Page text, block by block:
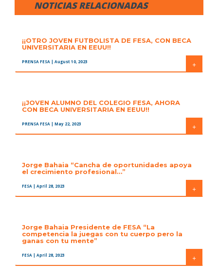
NOTICIAS RELACIONADAS
¡¡OTRO JOVEN FUTBOLISTA DE FESA, CON BECA
UNIVERSITARIA EN EEUU!!
PRENSA FESA | August 10, 2023 +
¡¡JOVEN ALUMNO DEL COLEGIO FESA, AHORA
CON BECA UNIVERSITARIA EN EEUU!!
PRENSA FESA | May 22, 2023 +
Jorge Bahaia “Cancha de oportunidades apoya
el crecimiento profesional…”
FESA | April 28, 2023 +
Jorge Bahaia Presidente de FESA “La
competencia la juegas con tu cuerpo pero la
ganas con tu mente”
FESA | April 28, 2023 +